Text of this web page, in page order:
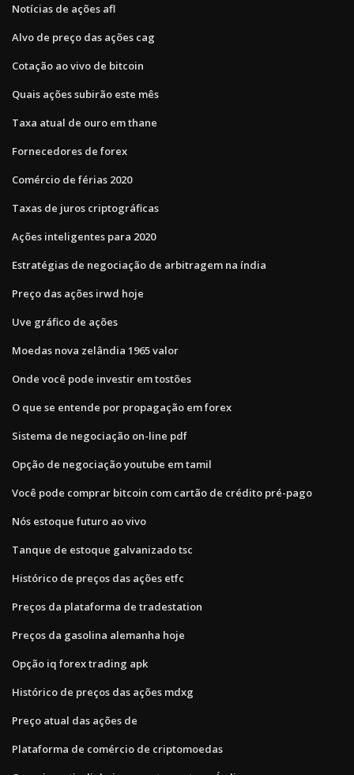
Notícias de ações afl
Alvo de preço das ações cag
Cotação ao vivo de bitcoin
Quais ações subirão este mês
Taxa atual de ouro em thane
Fornecedores de forex
Comércio de férias 2020
Taxas de juros criptográficas
Ações inteligentes para 2020
Estratégias de negociação de arbitragem na índia
Preço das ações irwd hoje
Uve gráfico de ações
Moedas nova zelândia 1965 valor
Onde você pode investir em tostões
O que se entende por propagação em forex
Sistema de negociação on-line pdf
Opção de negociação youtube em tamil
Você pode comprar bitcoin com cartão de crédito pré-pago
Nós estoque futuro ao vivo
Tanque de estoque galvanizado tsc
Histórico de preços das ações etfc
Preços da plataforma de tradestation
Preços da gasolina alemanha hoje
Opção iq forex trading apk
Histórico de preços das ações mdxg
Preço atual das ações de
Plataforma de comércio de criptomoedas